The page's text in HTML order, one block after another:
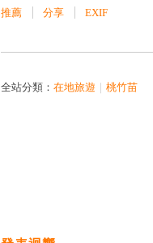
推薦 分享 EXIF
全站分類： 在地旅遊 ｜ 桃竹苗